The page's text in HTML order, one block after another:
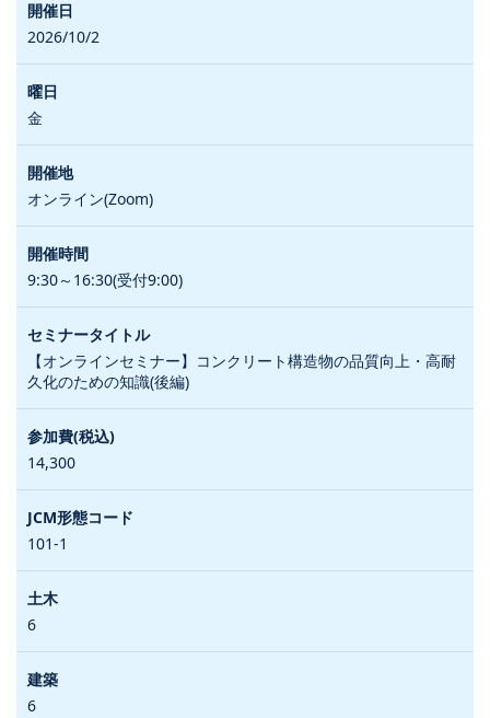
2026/10/2
金
オンライン(Zoom)
9:30～16:30(受付9:00)
【オンラインセミナー】コンクリート構造物の品質向上・高耐
久化のための知識(後編)
14,300
101-1
6
6